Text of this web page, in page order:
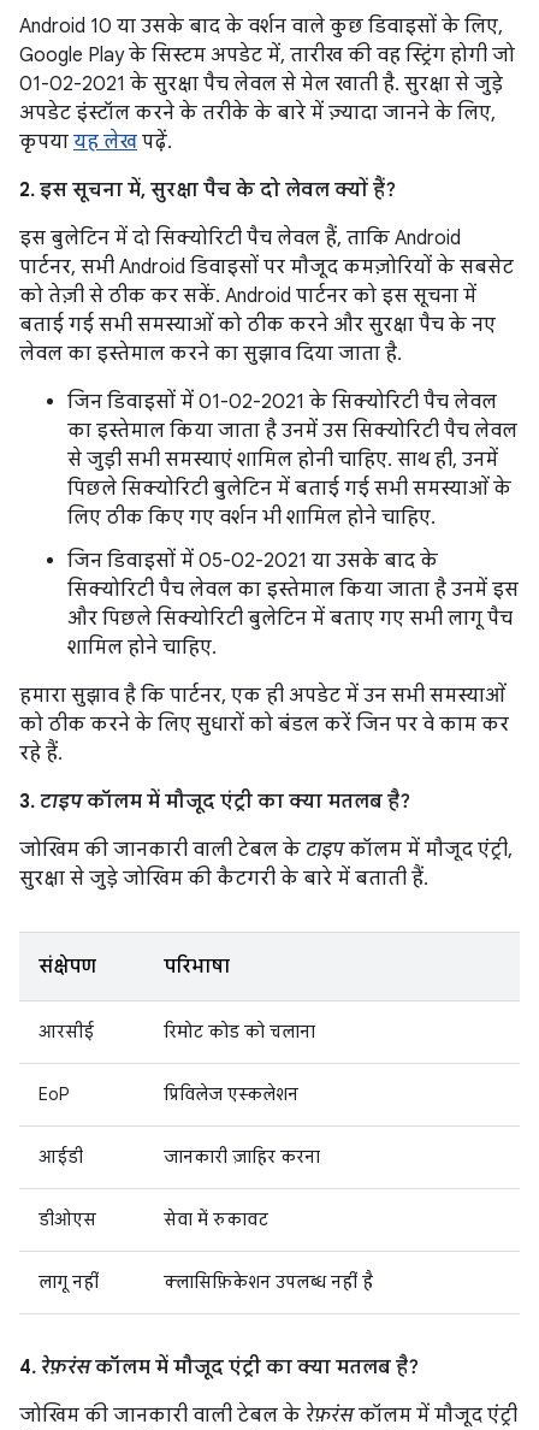
Android 10 या उसके बाद के वर्शन वाले कुछ डिवाइसों के लिए,
Google Play के सिस्टम अपडेट में, तारीख की वह स्ट्रिंग होगी जो
01-02-2021 के सुरक्षा पैच लेवल से मेल खाती है. सुरक्षा से जुड़े
अपडेट इंस्टॉल करने के तरीके के बारे में ज़्यादा जानने के लिए,
कृपया यह लेख पढ़ें.
2. इस सूचना में, सुरक्षा पैच के दो लेवल क्यों हैं?
इस बुलेटिन में दो सिक्योरिटी पैच लेवल हैं, ताकि Android
पार्टनर, सभी Android डिवाइसों पर मौजूद कमज़ोरियों के सबसेट
को तेज़ी से ठीक कर सकें. Android पार्टनर को इस सूचना में
बताई गई सभी समस्याओं को ठीक करने और सुरक्षा पैच के नए
लेवल का इस्तेमाल करने का सुझाव दिया जाता है.
जिन डिवाइसों में 01-02-2021 के सिक्योरिटी पैच लेवल
का इस्तेमाल किया जाता है उनमें उस सिक्योरिटी पैच लेवल
से जुड़ी सभी समस्याएं शामिल होनी चाहिए. साथ ही, उनमें
पिछले सिक्योरिटी बुलेटिन में बताई गई सभी समस्याओं के
लिए ठीक किए गए वर्शन भी शामिल होने चाहिए.
जिन डिवाइसों में 05-02-2021 या उसके बाद के
सिक्योरिटी पैच लेवल का इस्तेमाल किया जाता है उनमें इस
और पिछले सिक्योरिटी बुलेटिन में बताए गए सभी लागू पैच
शामिल होने चाहिए.
हमारा सुझाव है कि पार्टनर, एक ही अपडेट में उन सभी समस्याओं
को ठीक करने के लिए सुधारों को बंडल करें जिन पर वे काम कर
रहे हैं.
3. टाइपकॉलम में मौजूद एंट्री का क्या मतलब है?
जोखिम की जानकारी वाली टेबल के टाइपकॉलम में मौजूद एंट्री,
सुरक्षा से जुड़े जोखिम की कैटगरी के बारे में बताती हैं.
संक्षेपण परिभाषा
आरसीई रिमोट कोड को चलाना
EoP प्रिविलेज एस्कलेशन
आईडी जानकारी ज़ाहिर करना
डीओएस सेवा में रुकावट
लागू नहीं क्लासिफ़िकेशन उपलब्ध नहीं है
4. रेफ़रंसकॉलम में मौजूद एंट्री का क्या मतलब है?
जोखिम की जानकारी वाली टेबल के रेफ़रंसकॉलम में मौजूद एंट्री